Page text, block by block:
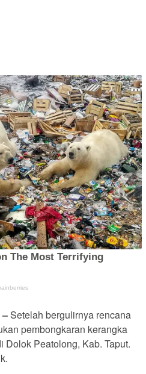
Setelah bergulirnya rencana
pembongkaran kerangka
Dolok Peatolong, Kab. Taput.